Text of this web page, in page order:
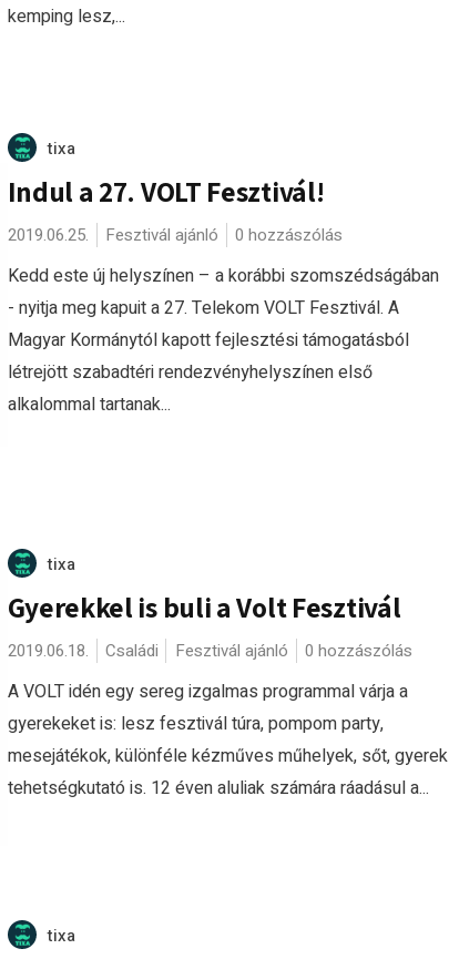
kemping lesz,...
tixa
Indul a 27. VOLT Fesztivál!
2019.06.25. Fesztivál ajánló 0 hozzászólás
Kedd este új helyszínen – a korábbi szomszédságában
- nyitja meg kapuit a 27. Telekom VOLT Fesztivál. A
Magyar Kormánytól kapott fejlesztési támogatásból
létrejött szabadtéri rendezvényhelyszínen első
alkalommal tartanak...
tixa
Gyerekkel is buli a Volt Fesztivál
2019.06.18. Családi Fesztivál ajánló 0 hozzászólás
A VOLT idén egy sereg izgalmas programmal várja a
gyerekeket is: lesz fesztivál túra, pompom party,
mesejátékok, különféle kézműves műhelyek, sőt, gyerek
tehetségkutató is. 12 éven aluliak számára ráadásul a...
tixa